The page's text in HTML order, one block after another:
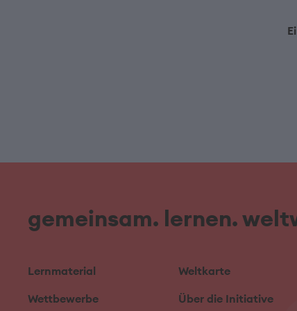
gemeinsam. lernen.
Lernmaterial
Wettbewerbe
Weltkarte
Über die Initiative